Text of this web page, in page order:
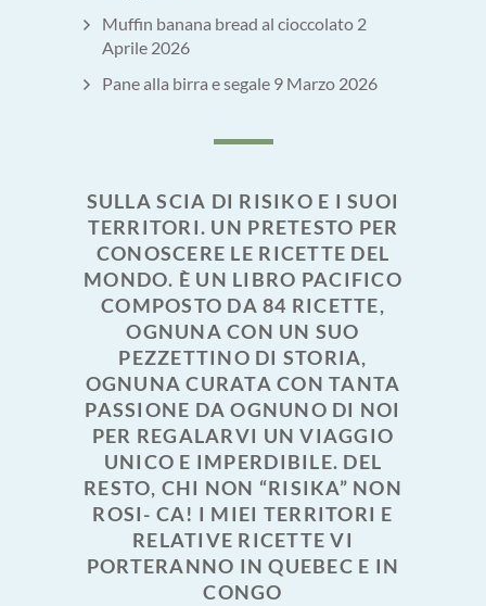
Muffin banana bread al cioccolato 2
Aprile 2026
Pane alla birra e segale 9 Marzo 2026
SULLA SCIA DI RISIKO E I SUOI
TERRITORI. UN PRETESTO PER
CONOSCERE LE RICETTE DEL
MONDO. È UN LIBRO PACIFICO
COMPOSTO DA 84 RICETTE,
OGNUNA CON UN SUO
PEZZETTINO DI STORIA,
OGNUNA CURATA CON TANTA
PASSIONE DA OGNUNO DI NOI
PER REGALARVI UN VIAGGIO
UNICO E IMPERDIBILE. DEL
RESTO, CHI NON “RISIKA” NON
ROSI- CA! I MIEI TERRITORI E
RELATIVE RICETTE VI
PORTERANNO IN QUEBEC E IN
CONGO